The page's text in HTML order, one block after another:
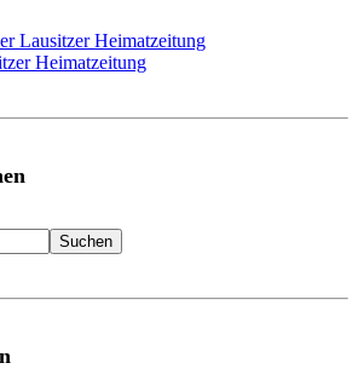
Lausitzer Heimatzeitung
Heimatzeitung
Suchen